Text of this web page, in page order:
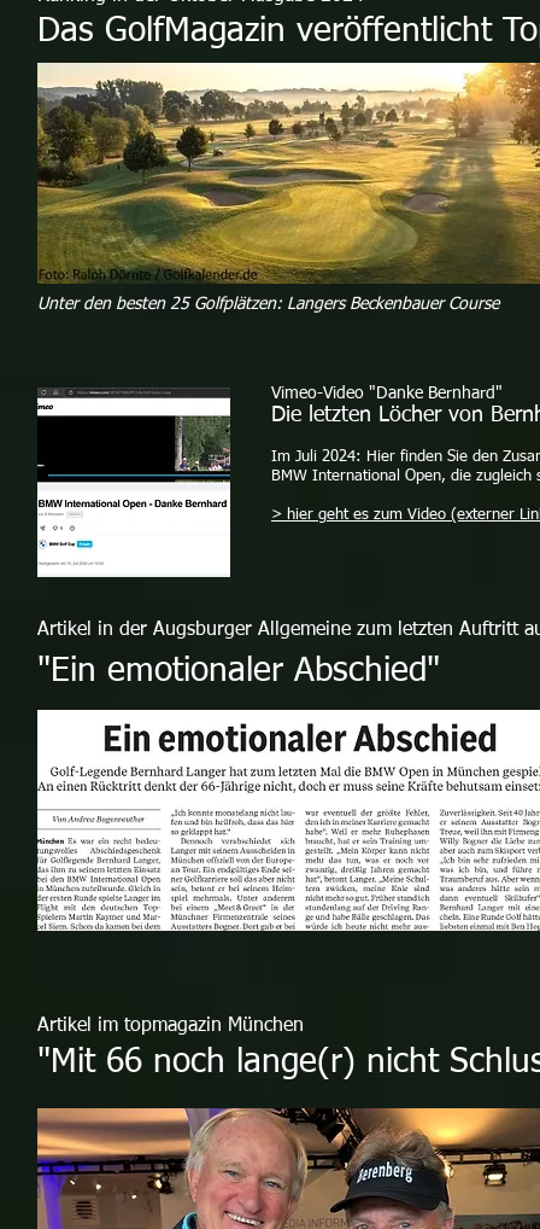
Das GolfMagazin veröffentlicht
Unter den besten 25 Golfplätzen: Langers Beckenbauer Course
Vimeo-Video "Danke Bernhard"
Die letzten Löcher von
Im Juli 2024: Hier finden Sie den
BMW International Open, die
> hier geht es zum Video (externer
Artikel in der Augsburger Allgemeine zum letzten Auftritt
"Ein emotionaler Abschied"
Artikel im topmagazin München
"Mit 66 noch lange(r) nicht